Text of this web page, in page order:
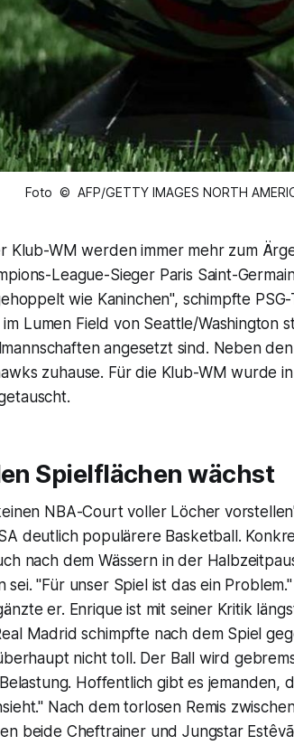
Foto © AFP/GETTY IMAGES NORTH
Klub-WM werden immer mehr zum
League-Sieger Paris Saint-
wie Kaninchen", schimpfte
Lumen Field von Seattle/Washington
angesetzt sind. Neben
zuhause. Für die Klub-WM wurde
Spielflächen wächst
NBA-Court voller Löcher
deutlich populärere Basketball.
nach dem Wässern in der
"Für unser Spiel ist das ein
er. Enrique ist mit seiner Kritik
Madrid schimpfte nach dem Spiel
nicht toll. Der Ball wird
Hoffentlich gibt es jemanden,
Nach dem torlosen Remis
beide Cheftrainer und Jungstar